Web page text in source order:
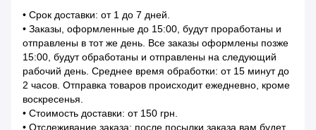
• Срок доставки: от 1 до 7 дней.
• Заказы, оформленные до 15:00, будут проработаны и
отправлены в тот же день. Все заказы оформлены позже
15:00, будут обработаны и отправлены на следующий
рабочий день. Среднее время обработки: от 15 минут до
2 часов. Отправка товаров происходит ежедневно, кроме
воскресенья.
• Стоимость доставки: от 150 грн.
• Отслеживание заказа: после посылки заказа вам будет